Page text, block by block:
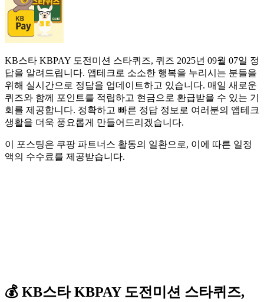
KB스타 KBPAY 도전미션 스타퀴즈, 퀴즈 2025년 09월 07일 정
답을 알려드립니다. 앱테크로 소소한 행복을 누리시는 분들을
위해 실시간으로 정답을 업데이트하고 있습니다. 매일 새로운
퀴즈와 함께 포인트를 적립하고 현금으로 환급받을 수 있는 기
회를 제공합니다. 정확하고 빠른 정답 정보로 여러분의 앱테크
생활을 더욱 풍요롭게 만들어드리겠습니다.
이 포스팅은 쿠팡 파트너스 활동의 일환으로, 이에 따른 일정
액의 수수료를 제공받습니다.
💰 KB스타 KBPAY 도전미션 스타퀴즈,